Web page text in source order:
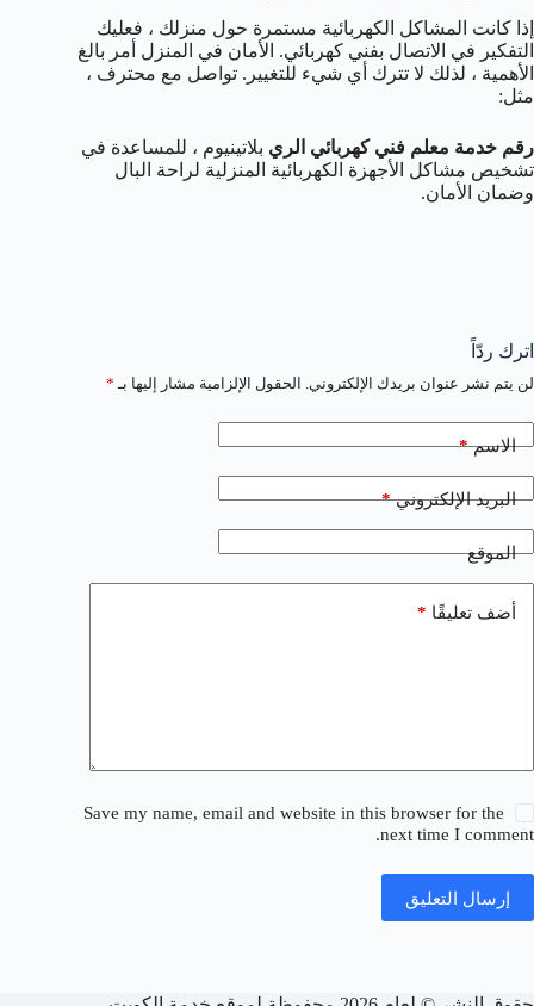
إذا كانت المشاكل الكهربائية مستمرة حول منزلك ، فعليك
التفكير في الاتصال بفني كهربائي. الأمان في المنزل أمر بالغ
الأهمية ، لذلك لا تترك أي شيء للتغيير. تواصل مع محترف ،
مثل:
رقم خدمة معلم فني كهربائي الري بلاتينيوم ، للمساعدة في
تشخيص مشاكل الأجهزة الكهربائية المنزلية لراحة البال
وضمان الأمان.
اترك ردّاً
لن يتم نشر عنوان بريدك الإلكتروني. الحقول الإلزامية مشار إليها بـ *
الاسم*
البريد الإلكتروني*
الموقع
أضف تعليقًا *
Save my name, email and website in this browser for the
next time I comment.
إرسال التعليق